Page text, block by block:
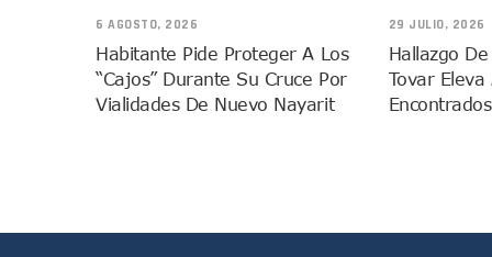
Caída De “El Mencho”
Mercado Vallarta Incluye
Morenistas Imparten Taller
6 AGOSTO, 2026
Habitante Pide Proteger A Los
“cajos” Durante Su Cruce Por
Vialidades De Nuevo Nayarit
29 JULIO, 2026
Hallazgo
Tovar Eleva